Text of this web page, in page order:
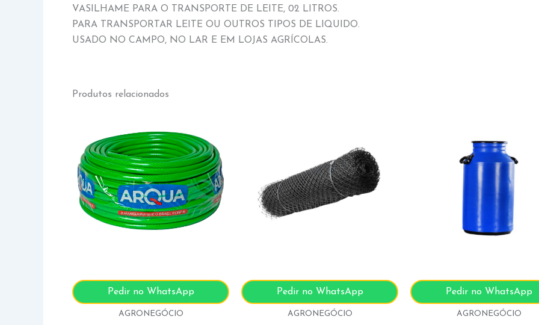
VASILHAME PARA O TRANSPORTE DE LEITE, 02 LITROS.
PARA TRANSPORTAR LEITE OU OUTROS TIPOS DE LIQUIDO.
USADO NO CAMPO, NO LAR E EM LOJAS AGRÍCOLAS.
Produtos relacionados
Pedir no WhatsApp
AGRONEGÓCIO
Pedir no WhatsApp
AGRONEGÓCIO
Pedir no WhatsApp
AGRONEGÓCIO